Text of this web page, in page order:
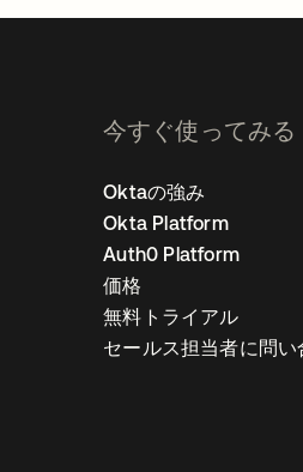
今すぐ使ってみる
Oktaの強み
Okta Platform
Auth0 Platform
価格
無料トライアル
セールス担当者に問い